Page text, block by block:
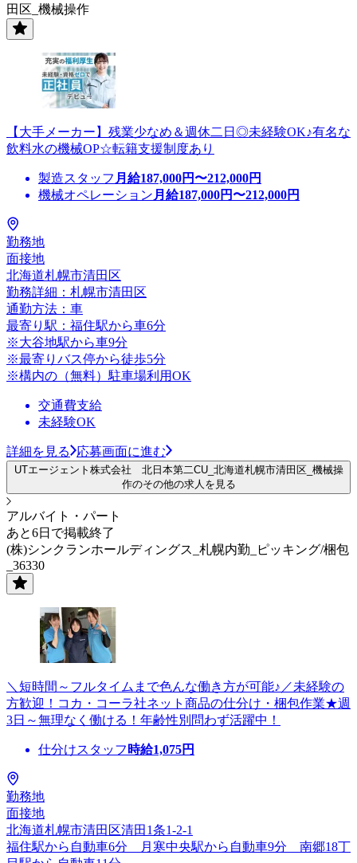
田区_機械操作
【大手メーカー】残業少なめ＆週休二日◎未経験OK♪有名な
飲料水の機械OP☆転籍支援制度あり
製造スタッフ 月給187,000円〜212,000円
機械オペレーション 月給187,000円〜212,000円
勤務地
面接地
北海道札幌市清田区
勤務詳細：札幌市清田区
通勤方法：車
最寄り駅：福住駅から車6分
※大谷地駅から車9分
※最寄りバス停から徒歩5分
※構内の（無料）駐車場利用OK
交通費支給
未経験OK
詳細を見る 応募画面に進む
UTエージェント株式会社 北日本第二CU_北海道札幌市清田区_機械操
作のその他の求人を見る
アルバイト・パート
あと6日で掲載終了
(株)シンクランホールディングス_札幌内勤_ピッキング/梱包
_36330
＼短時間～フルタイムまで色んな働き方が可能♪／未経験の
方歓迎！コカ・コーラ社ネット商品の仕分け・梱包作業★週
3日～無理なく働ける！年齢性別問わず活躍中！
仕分けスタッフ 時給1,075円
勤務地
面接地
北海道札幌市清田区清田1条1-2-1
福住駅から自動車6分 月寒中央駅から自動車9分 南郷18丁